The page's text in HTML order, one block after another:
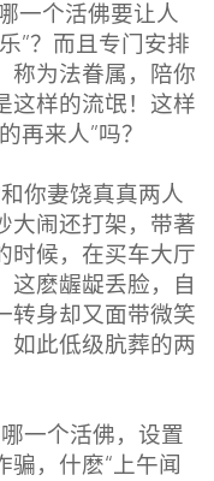
一个活佛要让人
”？而且专门安排
称为法眷属，陪你
这样的流氓！这样
再来人”吗？
你妻饶真真两人
大闹还打架，带著
时候，在买车大厅
这麽龌龊丢脸，自
转身却又面带微笑
如此低级肮葬的两
一个活佛，设置
骗，什麽“上午闻